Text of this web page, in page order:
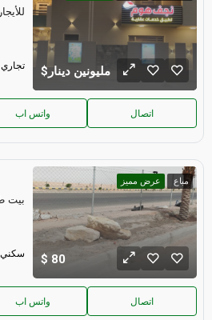
مليونين دينار تجاري
واتس اب اتصال
مباع عرض مميز
80
بيت
سكني
واتس اب اتصال